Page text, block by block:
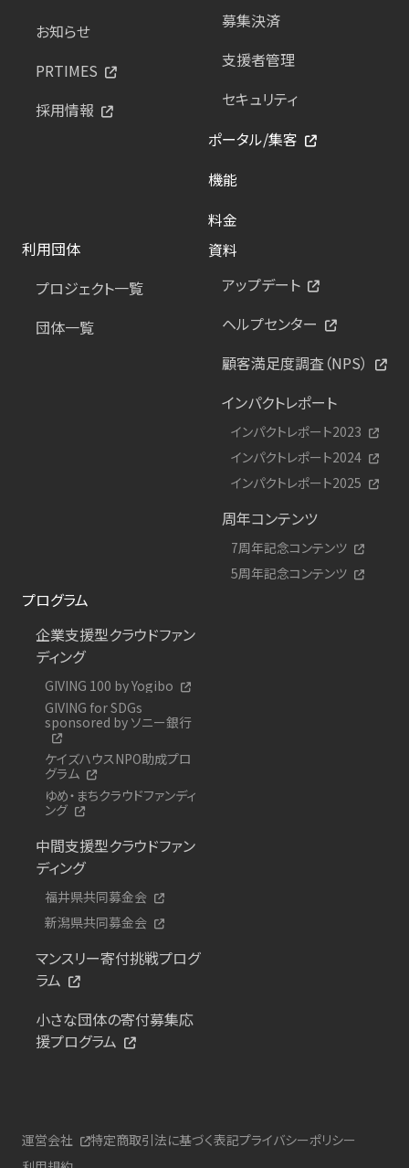
お知らせ
PRTIMES
採用情報
募集決済
支援者管理
セキュリティ
ポータル/集客
機能
料金
利用団体
プロジェクト一覧
団体一覧
資料
アップデート
ヘルプセンター
顧客満足度調査（NPS）
インパクトレポート
インパクトレポート2023
インパクトレポート2024
インパクトレポート2025
周年コンテンツ
7周年記念コンテンツ
5周年記念コンテンツ
プログラム
企業支援型クラウドファン
ディング
GIVING 100 by Yogibo
GIVING for SDGs
sponsored by ソニー銀行
ケイズハウスNPO助成プロ
グラム
ゆめ・まちクラウドファンディ
ング
中間支援型クラウドファン
ディング
福井県共同募金会
新潟県共同募金会
マンスリー寄付挑戦プログ
ラム
小さな団体の寄付募集応
援プログラム
運営会社 特定商取引法に基づく表記プライバシーポリシー